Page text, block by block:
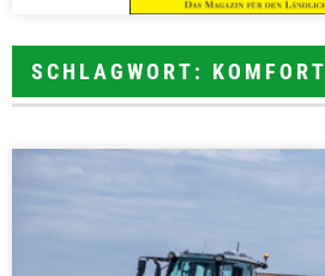
SCHLAGWORT: KOMFORT